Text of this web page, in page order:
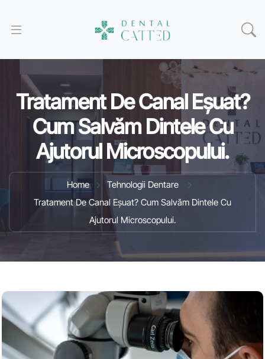
Tratament De Canal Eșuat?
Cum Salvăm Dintele Cu
Ajutorul Microscopului.
Home
Tehnologii Dentare
Tratament De Canal Eșuat? Cum Salvăm Dintele Cu
Ajutorul Microscopului.